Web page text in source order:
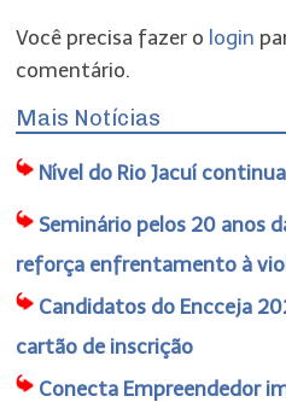
Você precisa fazer o login
comentário.
Mais Notícias
Nível do Rio Jacuí
Seminário pelos 20 anos
reforça enfrentamento à
Candidatos do Encceja
cartão de inscrição
Conecta Empreendedor